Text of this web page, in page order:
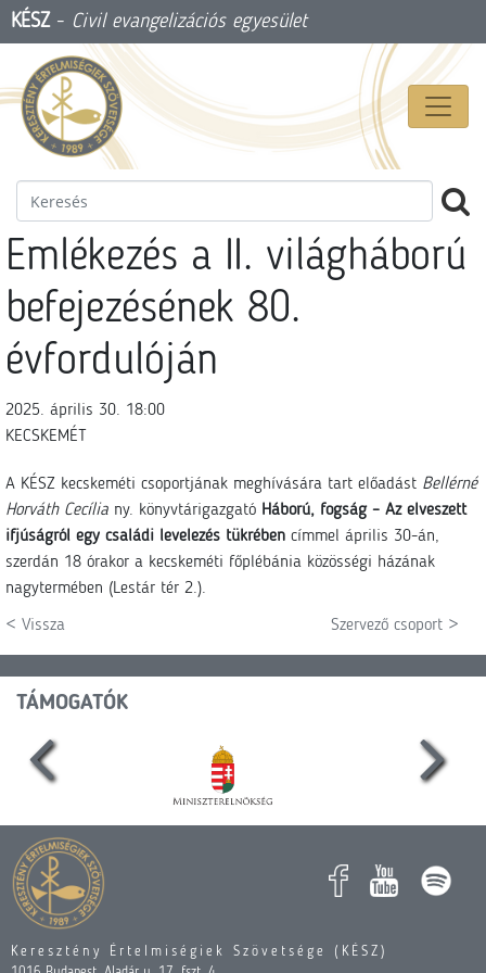
KÉSZ- Civil evangelizációs egyesület
Emlékezés a II. világháború
befejezésének 80.
évfordulóján
2025. április 30. 18:00
KECSKEMÉT
A KÉSZ kecskeméti csoportjának meghívására tart előadást Bellérné
Horváth Cecília ny. könyvtárigazgató Háború, fogság – Az elveszett
ifjúságról egy családi levelezés tükrében címmel április 30-án,
szerdán 18 órakor a kecskeméti főplébánia közösségi házának
nagytermében (Lestár tér 2.).
< Vissza Szervező csoport >
TÁMOGATÓK
Keresztény Értelmiségiek Szövetsége (KÉSZ)